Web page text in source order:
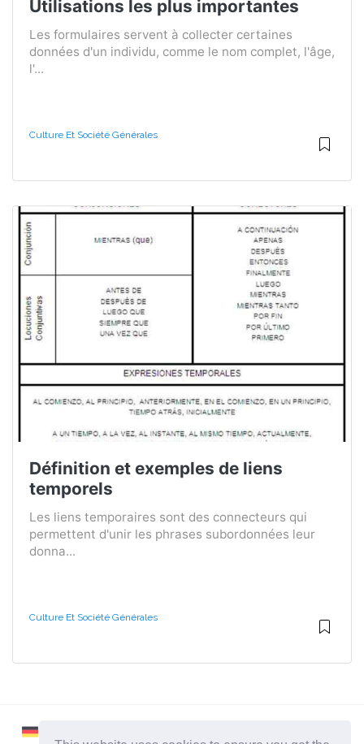
Utilisations les plus importantes
Les formulaires servent à collecter certaines
données d'un individu, comme le nom complet, l'âge,
l'...
Culture Et Société Générales
Définition et exemples de liens
temporels
Les liens temporaires sont des connecteurs qui
permettent d'unir les phrases subordonnées leur
donna...
Culture Et Société Générales